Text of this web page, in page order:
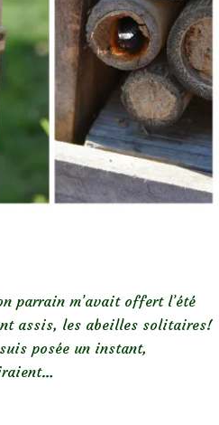
parrain m’avait offert l’été
assis, les abeilles solitaires!
posée un instant,